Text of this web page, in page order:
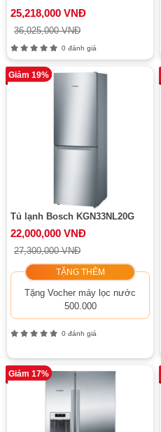
25,218,000 VNĐ
36,025,000 VNĐ
0 đánh giá
Giảm 19%
Tủ lạnh Bosch KGN33NL20G
22,000,000 VNĐ
27,300,000 VNĐ
TẶNG THÊM
Tặng Vocher máy lọc nước
500.000
0 đánh giá
Giảm 17%